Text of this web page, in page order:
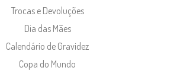
Trocas e Devoluções
Dia das Mães
Calendário de Gravidez
Copa do Mundo